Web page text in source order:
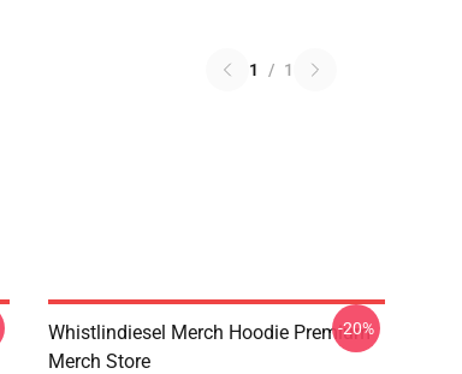
1 / 1
Whistlindiesel Merch Hoodie Premium
Merch Store
-20%